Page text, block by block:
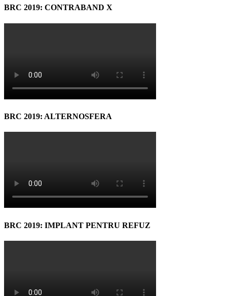
BRC 2019: CONTRABAND X
BRC 2019: ALTERNOSFERA
BRC 2019: IMPLANT PENTRU REFUZ